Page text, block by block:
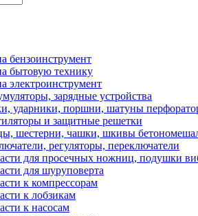
бензоинструмент
бытовую технику
электроинструмент
зарядные устройства
ударники, поршни, шатуны
и защитные решетки
шестерни, чашки, шкивы
регуляторы, переключатели
для просечных ножниц, подушки
для шуруповерта
к компрессорам
к лобзикам
к насосам